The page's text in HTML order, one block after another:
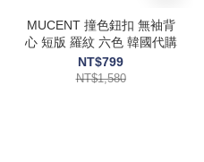
MUCENT 撞色鈕扣 無袖背
心 短版 羅紋 六色 韓國代購
NT$799
NT$1,580